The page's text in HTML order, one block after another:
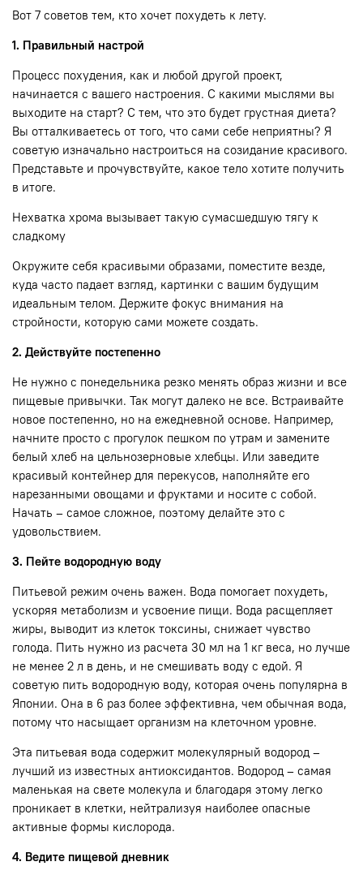
Вот 7 советов тем, кто хочет похудеть к лету.
1. Правильный настрой
Процесс похудения, как и любой другой проект,
начинается с вашего настроения. С какими мыслями вы
выходите на старт? С тем, что это будет грустная диета?
Вы отталкиваетесь от того, что сами себе неприятны? Я
советую изначально настроиться на созидание красивого.
Представьте и прочувствуйте, какое тело хотите получить
в итоге.
Нехватка хрома вызывает такую сумасшедшую тягу к
сладкому
Окружите себя красивыми образами, поместите везде,
куда часто падает взгляд, картинки с вашим будущим
идеальным телом. Держите фокус внимания на
стройности, которую сами можете создать.
2. Действуйте постепенно
Не нужно с понедельника резко менять образ жизни и все
пищевые привычки. Так могут далеко не все. Встраивайте
новое постепенно, но на ежедневной основе. Например,
начните просто с прогулок пешком по утрам и замените
белый хлеб на цельнозерновые хлебцы. Или заведите
красивый контейнер для перекусов, наполняйте его
нарезанными овощами и фруктами и носите с собой.
Начать – самое сложное, поэтому делайте это с
удовольствием.
3. Пейте водородную воду
Питьевой режим очень важен. Вода помогает похудеть,
ускоряя метаболизм и усвоение пищи. Вода расщепляет
жиры, выводит из клеток токсины, снижает чувство
голода. Пить нужно из расчета 30 мл на 1 кг веса, но лучше
не менее 2 л в день, и не смешивать воду с едой. Я
советую пить водородную воду, которая очень популярна в
Японии. Она в 6 раз более эффективна, чем обычная вода,
потому что насыщает организм на клеточном уровне.
Эта питьевая вода содержит молекулярный водород –
лучший из известных антиоксидантов. Водород – самая
маленькая на свете молекула и благодаря этому легко
проникает в клетки, нейтрализуя наиболее опасные
активные формы кислорода.
4. Ведите пищевой дневник